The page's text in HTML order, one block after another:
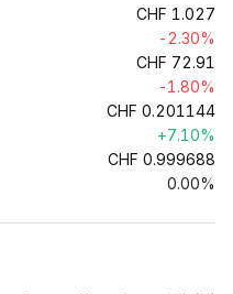
CHF 1.027
-2.30%
CHF 72.91
-1.80%
CHF 0.201144
+7.10%
CHF 0.999688
0.00%